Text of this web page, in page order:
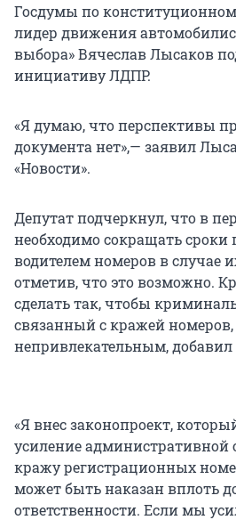
Госдумы по
лидер движения
выбора» Вячеслав Лысаков
инициативу ЛДПР.
«Я думаю, что перспективы
документа нет»,— заявил
«Новости».
Депутат подчеркнул, что в
необходимо сокращать сроки
водителем номеров в случае
отметив, что это возможно.
сделать так, чтобы
связанный с кражей номеров,
непривлекательным, добавил
«Я внес законопроект,
усиление административной
кражу регистрационных
может быть наказан вплоть
ответственности. Если мы